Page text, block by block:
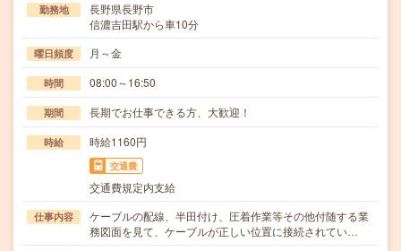
勤務地
長野県長野市
信濃吉田駅から車10分
曜日頻度 月～金
時間 08:00～16:50
期間 長期でお仕事できる方、大歓迎！
時給 時給1160円
交通費
交通費規定内支給
仕事内容
ケーブルの配線、半田付け、圧着作業等その他付随する業
務図面を見て、ケーブルが正しい位置に接続されてい…